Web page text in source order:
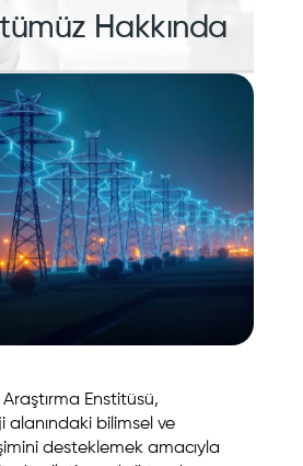
Hakkında
Araştırma Enstitüsü,
alanındaki bilimsel ve
desteklemek amacıyla